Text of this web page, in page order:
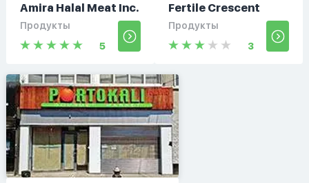
Amira Halal Meat Inc.
Продукты
5
Fertile Crescent
Продукты
3